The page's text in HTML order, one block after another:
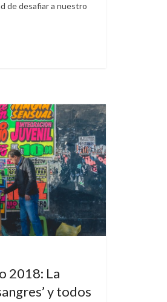
de desafiar a nuestro
2018: La
y todos